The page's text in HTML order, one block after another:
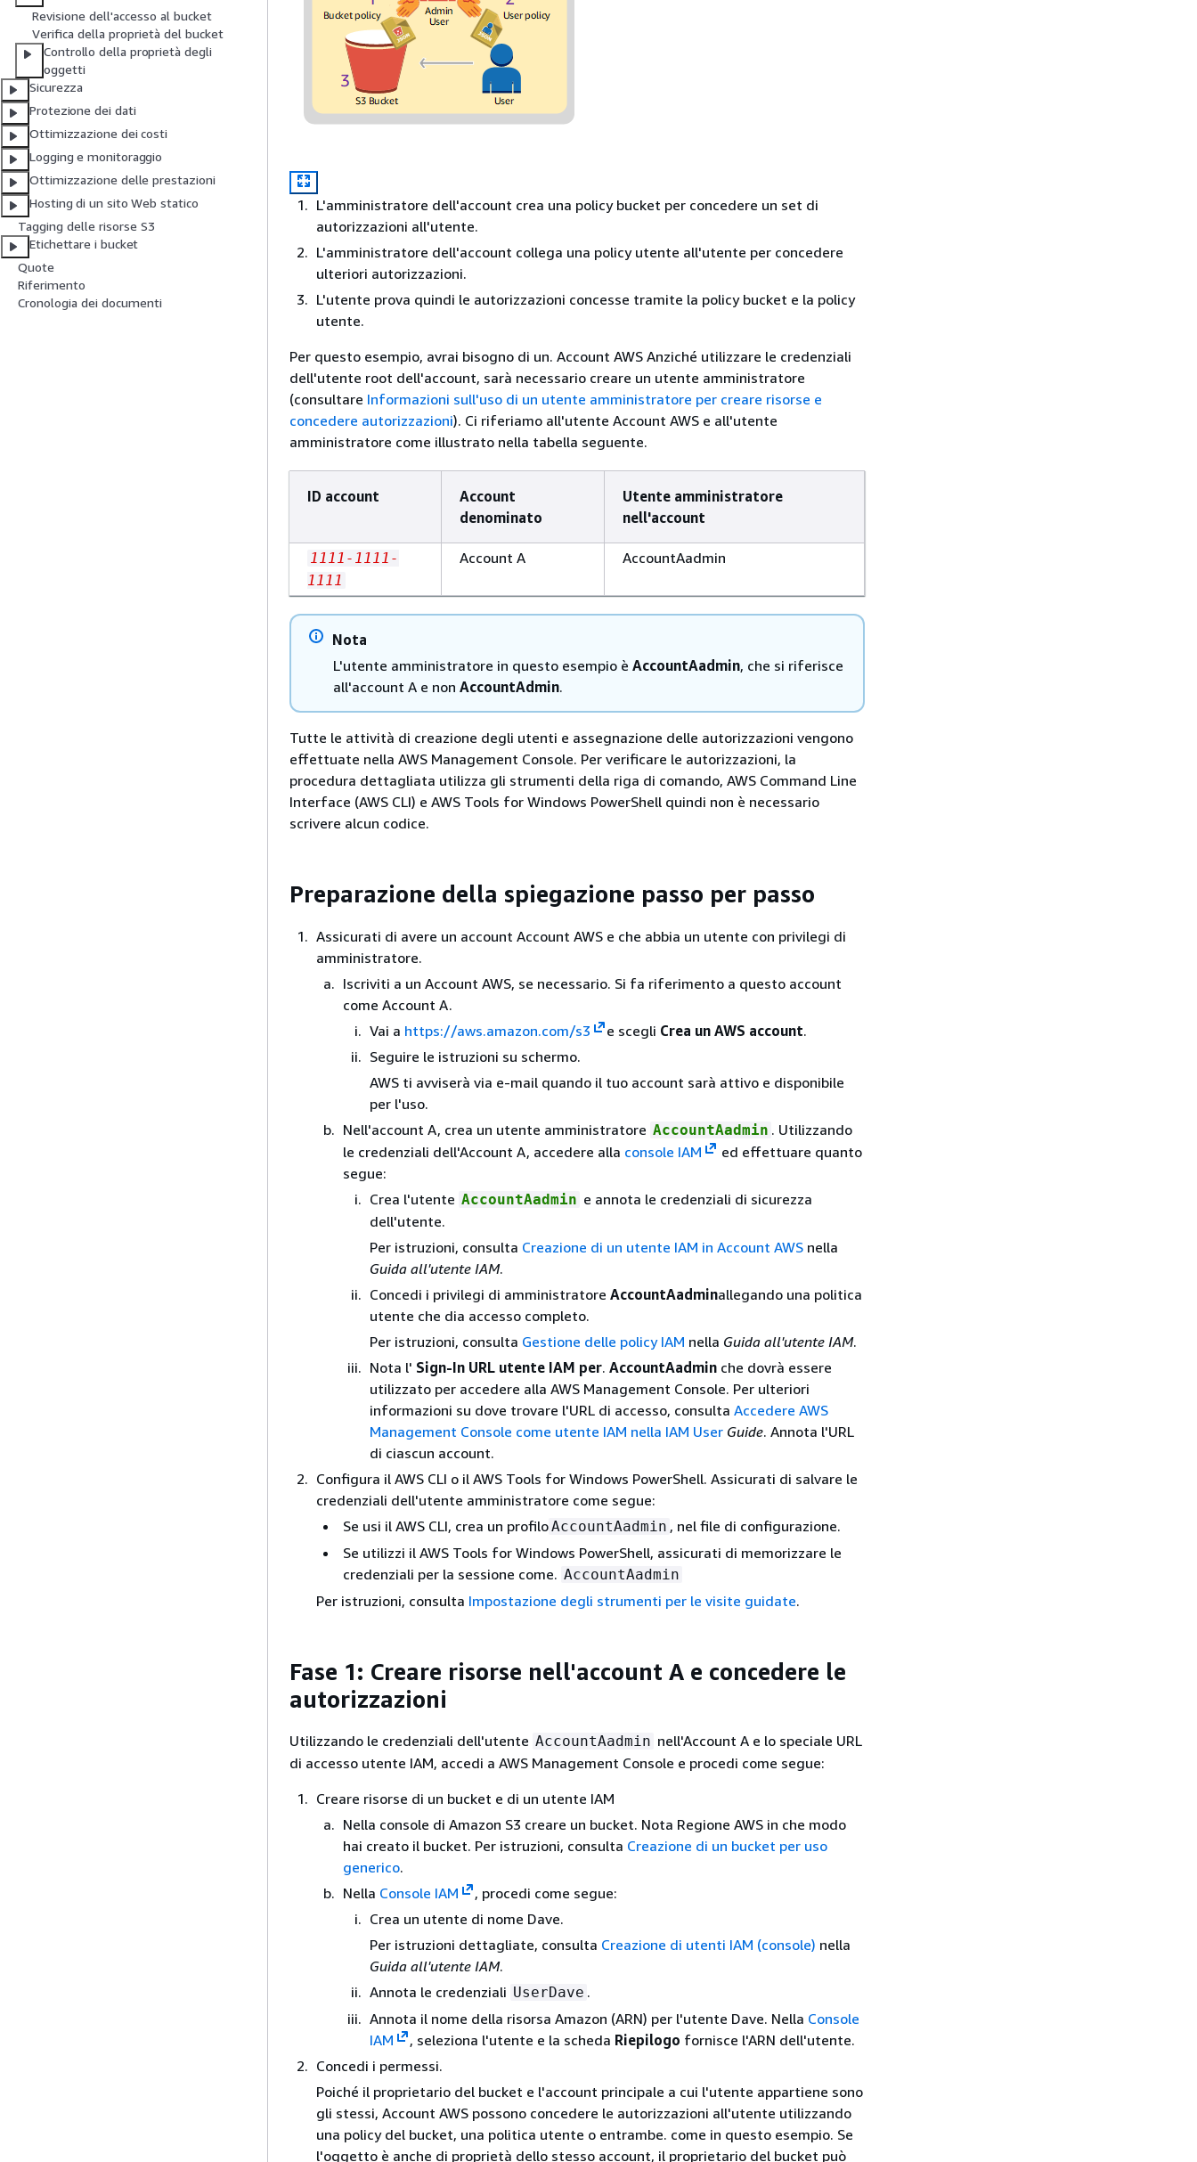
Revisione dell'accesso al bucket
Verifica della proprietà del bucket
Controllo della proprietà degli
oggetti
Sicurezza
Protezione dei dati
Ottimizzazione dei costi
Logging e monitoraggio
Ottimizzazione delle prestazioni
Hosting di un sito Web statico
Tagging delle risorse S3
Etichettare i bucket
Quote
Riferimento
Cronologia dei documenti
L'amministratore dell'account crea una policy bucket per concedere un set di
autorizzazioni all'utente.
L'amministratore dell'account collega una policy utente all'utente per concedere
ulteriori autorizzazioni.
L'utente prova quindi le autorizzazioni concesse tramite la policy bucket e la policy
utente.
Per questo esempio, avrai bisogno di un. Account AWS Anziché utilizzare le credenziali
dell'utente root dell'account, sarà necessario creare un utente amministratore
(consultare Informazioni sull'uso di un utente amministratore per creare risorse e
concedere autorizzazioni). Ci riferiamo all'utente Account AWS e all'utente
amministratore come illustrato nella tabella seguente.
ID account
Account
denominato
Utente amministratore
nell'account
1111-1111-
1111
Account A AccountAadmin
Nota
L'utente amministratore in questo esempio è AccountAadmin, che si riferisce
all'account A e non AccountAdmin.
Tutte le attività di creazione degli utenti e assegnazione delle autorizzazioni vengono
effettuate nella AWS Management Console. Per verificare le autorizzazioni, la
procedura dettagliata utilizza gli strumenti della riga di comando, AWS Command Line
Interface (AWS CLI) e AWS Tools for Windows PowerShell quindi non è necessario
scrivere alcun codice.
Preparazione della spiegazione passo per passo
Assicurati di avere un account Account AWS e che abbia un utente con privilegi di
amministratore.
Iscriviti a un Account AWS, se necessario. Si fa riferimento a questo account
come Account A.
Vai a https://aws.amazon.com/s3 e scegli Crea un AWS account.
Seguire le istruzioni su schermo.
AWS ti avviserà via e-mail quando il tuo account sarà attivo e disponibile
per l'uso.
Nell'account A, crea un utente amministratore AccountAadmin . Utilizzando
le credenziali dell'Account A, accedere alla console IAM
ed effettuare quanto
segue:
Crea l'utente AccountAadmin e annota le credenziali di sicurezza
dell'utente.
Per istruzioni, consulta Creazione di un utente IAM in Account AWS nella
Guida all'utente IAM.
Concedi i privilegi di amministratore AccountAadminallegando una politica
utente che dia accesso completo.
Per istruzioni, consulta Gestione delle policy IAM nella Guida all'utente IAM.
Nota l' Sign-In URL utente IAM per. AccountAadmin che dovrà essere
utilizzato per accedere alla AWS Management Console. Per ulteriori
informazioni su dove trovare l'URL di accesso, consulta Accedere AWS
Management Console come utente IAM nella IAM User Guide. Annota l'URL
di ciascun account.
Configura il AWS CLI o il AWS Tools for Windows PowerShell. Assicurati di salvare le
credenziali dell'utente amministratore come segue:
Se usi il AWS CLI, crea un profiloAccountAadmin , nel file di configurazione.
Se utilizzi il AWS Tools for Windows PowerShell, assicurati di memorizzare le
credenziali per la sessione come. AccountAadmin
Per istruzioni, consulta Impostazione degli strumenti per le visite guidate.
Fase 1: Creare risorse nell'account A e concedere le
autorizzazioni
Utilizzando le credenziali dell'utente AccountAadmin nell'Account A e lo speciale URL
di accesso utente IAM, accedi a AWS Management Console e procedi come segue:
Creare risorse di un bucket e di un utente IAM
Nella console di Amazon S3 creare un bucket. Nota Regione AWS in che modo
hai creato il bucket. Per istruzioni, consulta Creazione di un bucket per uso
generico.
Nella Console IAM
, procedi come segue:
Crea un utente di nome Dave.
Per istruzioni dettagliate, consulta Creazione di utenti IAM (console) nella
Guida all'utente IAM.
Annota le credenziali UserDave .
Annota il nome della risorsa Amazon (ARN) per l'utente Dave. Nella Console
IAM
, seleziona l'utente e la scheda Riepilogo fornisce l'ARN dell'utente.
Concedi i permessi.
Poiché il proprietario del bucket e l'account principale a cui l'utente appartiene sono
gli stessi, Account AWS possono concedere le autorizzazioni all'utente utilizzando
una policy del bucket, una politica utente o entrambe. come in questo esempio. Se
l'oggetto è anche di proprietà dello stesso account, il proprietario del bucket può